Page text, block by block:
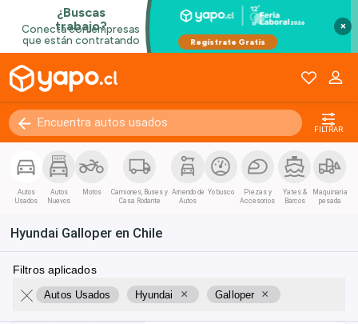
×
FILTRAR
Autos
Usados
Autos
Nuevos
Motos
Camiones, Buses y
Casa Rodante
Arriendo de
Autos
Yo busco
Piezas y
Accesorios
Yates &
Barcos
Maquinaria
pesada
Hyundai Galloper en Chile
Filtros aplicados
Autos Usados Hyundai × Galloper ×